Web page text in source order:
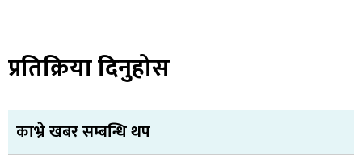
प्रतिक्रिया दिनुहोस
काभ्रे खबर सम्बन्धि थप